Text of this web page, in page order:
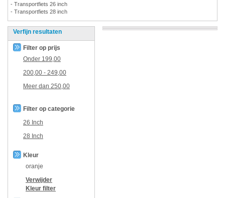
- Transportfiets 26 inch
- Transportfiets 28 inch
Verfijn resultaten
Filter op prijs
Onder 199,00
200,00 - 249,00
Meer dan 250,00
Filter op categorie
26 Inch
28 Inch
Kleur
oranje
Verwijder
Kleur filter